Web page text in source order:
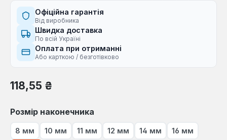
Офіційна гарантія
Від виробника
Швидка доставка
По всій Україні
Оплата при отриманні
Або карткою / безготівково
Звичайна ціна:
118,55 ₴
Виберіть
Розмір наконечника
8 мм 10 мм 11 мм 12 мм 14 мм 16 мм